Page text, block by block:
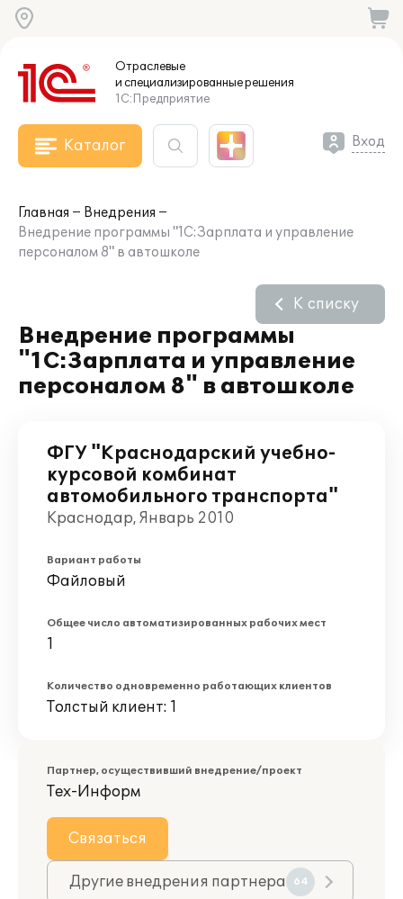
Отраслевые
и специализированныерешения
1С:Предприятие
Каталог Вход
Главная
Внедрения
Внедрение программы "1С:Зарплата и управление
персоналом 8" в автошколе
Внедрение программы
"1С:Зарплата и управление
персоналом 8" в автошколе
К списку
ФГУ "Краснодарский учебно-
курсовой комбинат
автомобильного транспорта"
Краснодар, Январь 2010
Вариант работы
Файловый
Общее число автоматизированных рабочих мест
1
Количество одновременно работающих клиентов
Толстый клиент: 1
Партнер, осуществивший внедрение/проект
Тех-Информ
Связаться
Другие внедрения партнера 64